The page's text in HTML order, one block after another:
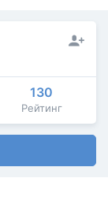
130
Рейтинг